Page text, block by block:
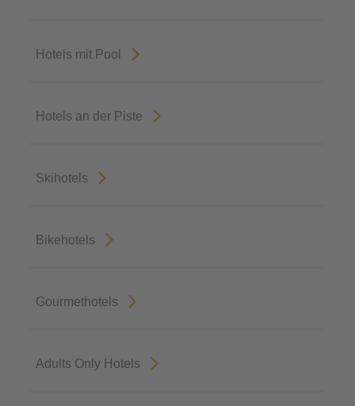
Hotels mit Pool
Hotels an der Piste
Skihotels
Bikehotels
Gourmethotels
Adults Only Hotels